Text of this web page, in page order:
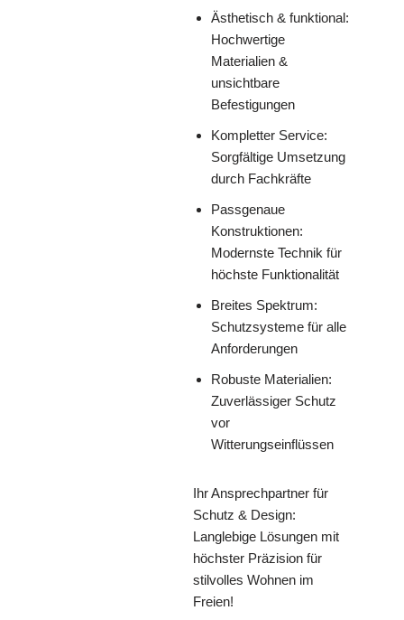
Ästhetisch & funktional:
Hochwertige
Materialien &
unsichtbare
Befestigungen
Kompletter Service:
Sorgfältige Umsetzung
durch Fachkräfte
Passgenaue
Konstruktionen:
Modernste Technik für
höchste Funktionalität
Breites Spektrum:
Schutzsysteme für alle
Anforderungen
Robuste Materialien:
Zuverlässiger Schutz
vor
Witterungseinflüssen
Ihr Ansprechpartner für
Schutz & Design:
Langlebige Lösungen mit
höchster Präzision für
stilvolles Wohnen im
Freien!